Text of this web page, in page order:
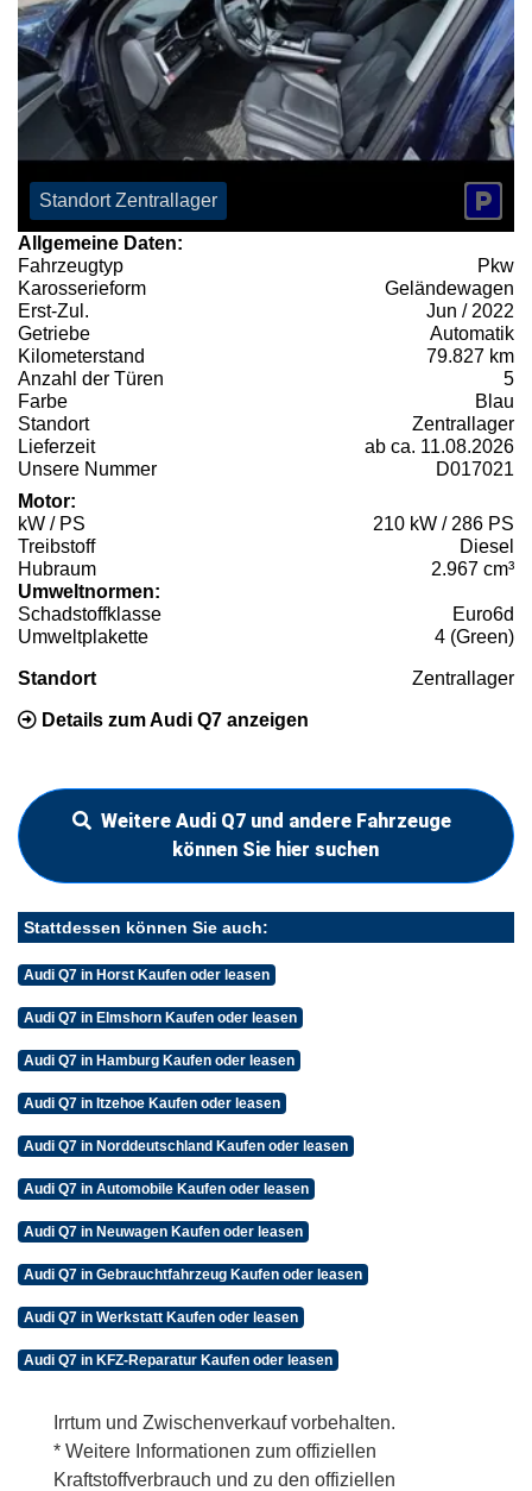
Standort Zentrallager
Allgemeine Daten:
Fahrzeugtyp
Pkw
Karosserieform
Geländewagen
Erst-Zul.
Jun / 2022
Getriebe
Automatik
Kilometerstand
79.827 km
Anzahl der Türen
5
Farbe
Blau
Standort
Zentrallager
Lieferzeit
ab ca. 11.08.2026
Unsere Nummer
D017021
Motor:
kW / PS
210 kW / 286 PS
Treibstoff
Diesel
Hubraum
2.967 cm³
Umweltnormen:
Schadstoffklasse
Euro6d
Umweltplakette
4 (Green)
Standort Zentrallager
Details zum Audi Q7 anzeigen
Weitere Audi Q7 und andere Fahrzeuge
können Sie hier suchen
Stattdessen können Sie auch:
Audi Q7 in Horst Kaufen oder leasen
Audi Q7 in Elmshorn Kaufen oder leasen
Audi Q7 in Hamburg Kaufen oder leasen
Audi Q7 in Itzehoe Kaufen oder leasen
Audi Q7 in Norddeutschland Kaufen oder leasen
Audi Q7 in Automobile Kaufen oder leasen
Audi Q7 in Neuwagen Kaufen oder leasen
Audi Q7 in Gebrauchtfahrzeug Kaufen oder leasen
Audi Q7 in Werkstatt Kaufen oder leasen
Audi Q7 in KFZ-Reparatur Kaufen oder leasen
Irrtum und Zwischenverkauf vorbehalten.
* Weitere Informationen zum offiziellen
Kraftstoffverbrauch und zu den offiziellen